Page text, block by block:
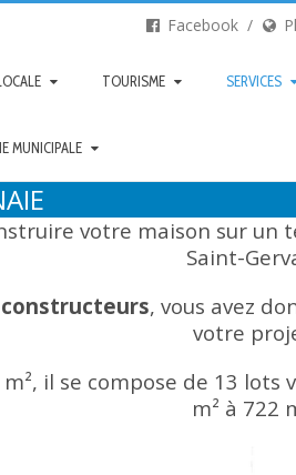
Facebook
TOURISME SERVICES
MUNICIPALE
votre maison sur un
Saint-
, vous avez
votre
il se compose de 13
m² à 722